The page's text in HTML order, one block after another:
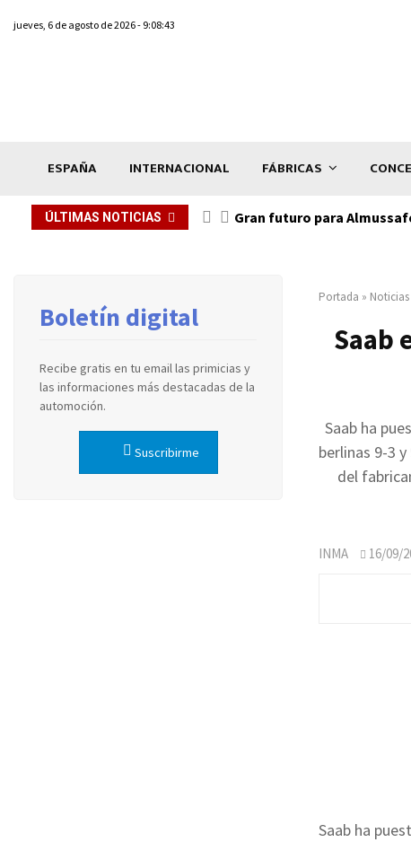
jueves, 6 de agosto de 2026 - 9:08:43
ESPAÑA INTERNACIONAL FÁBRICAS
ÚLTIMAS NOTICIAS Gran futuro para
Portada » Noticias
Saab
Saabha
berlinas 9-3
del
INMA 16/09/
Saab ha
Boletín digital
Recibe gratis en tu email las primicias y
las informaciones más destacadas de la
automoción.
Suscribirme